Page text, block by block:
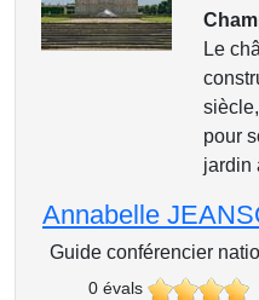
Le
pour
jardin
Annabelle
Guide conférencier
0 évals